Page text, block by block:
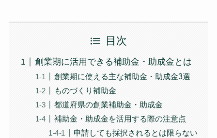
目次
創業期に活用できる補助金・助成金とは
創業期に使える主な補助金・助成金3選
ものづくり補助金
都道府県の創業補助金・助成金
補助金・助成金を活用する際の注意点
申請しても採択されるとは限らない